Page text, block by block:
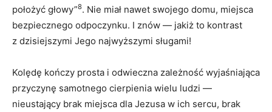
położyć głowy”8. Nie miał nawet swojego domu, miejsca
bezpiecznego odpoczynku. I znów — jakiż to kontrast
z dzisiejszymi Jego najwyższymi sługami!
Kolędę kończy prosta i odwieczna zależność wyjaśniająca
przyczynę samotnego cierpienia wielu ludzi —
nieustający brak miejsca dla Jezusa w ich sercu, brak